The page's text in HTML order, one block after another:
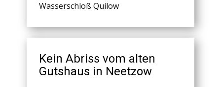
Wasserschloß Quilow
Kein Abriss vom alten
Gutshaus in Neetzow